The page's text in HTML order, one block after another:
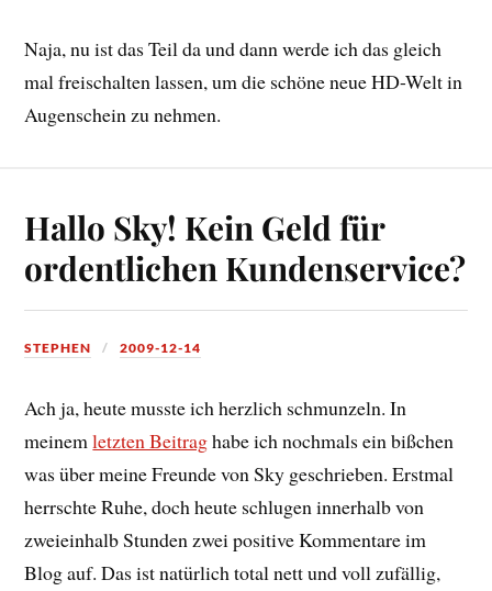
Naja, nu ist das Teil da und dann werde ich das gleich
mal freischalten lassen, um die schöne neue HD-Welt in
Augenschein zu nehmen.
Hallo Sky! Kein Geld für
ordentlichen Kundenservice?
STEPHEN 2009-12-14
Ach ja, heute musste ich herzlich schmunzeln. In
meinemletzten Beitraghabe ich nochmals ein bißchen
was über meine Freunde von Sky geschrieben. Erstmal
herrschte Ruhe, doch heute schlugen innerhalb von
zweieinhalb Stunden zwei positive Kommentare im
Blog auf. Das ist natürlich total nett und voll zufällig,